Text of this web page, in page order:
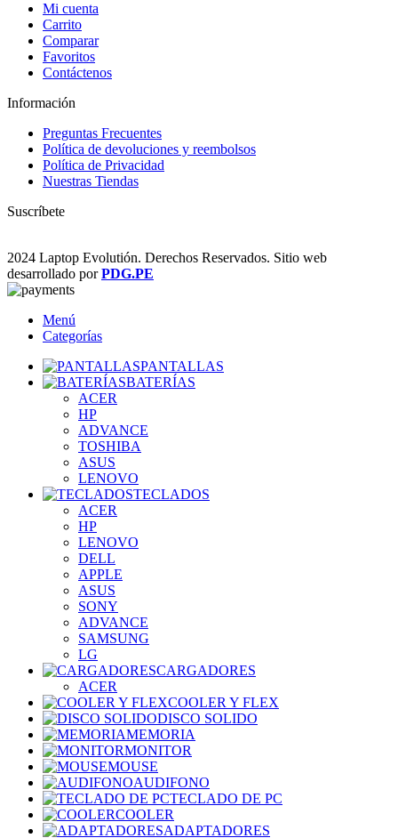
Mi cuenta
Carrito
Comparar
Favoritos
Contáctenos
Información
Preguntas Frecuentes
Política de devoluciones y reembolsos
Política de Privacidad
Nuestras Tiendas
Suscríbete
2024 Laptop Evolutión. Derechos Reservados. Sitio web
desarrollado porPDG.PE
Menú
Categorías
PANTALLAS
BATERÍAS
ACER
HP
ADVANCE
TOSHIBA
ASUS
LENOVO
TECLADOS
ACER
HP
LENOVO
DELL
APPLE
ASUS
SONY
ADVANCE
SAMSUNG
LG
CARGADORES
ACER
COOLER Y FLEX
DISCO SOLIDO
MEMORIA
MONITOR
MOUSE
AUDIFONO
TECLADO DE PC
COOLER
ADAPTADORES